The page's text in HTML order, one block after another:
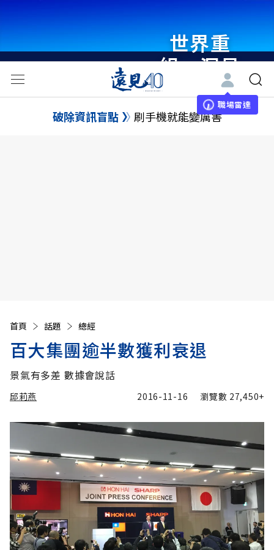
世界重
組・洞見
未來 與
世界領袖
職場雷達
破除資訊盲點 刷手機就能變厲害
首頁 話題 總經
百大集團逾半數獲利衰退
景氣有多差 數據會說話
邱莉燕 2016-11-16 瀏覽數 27,450+